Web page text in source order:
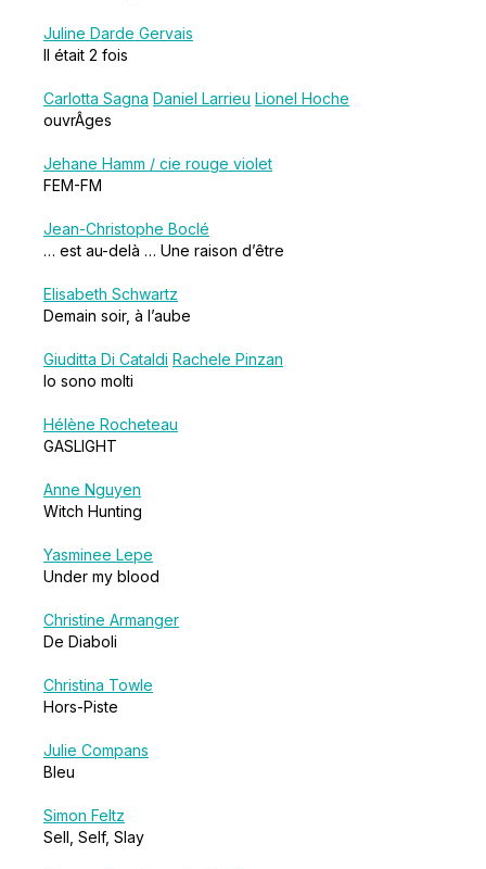
Juline Darde Gervais
Il était 2 fois
Carlotta Sagna Daniel Larrieu Lionel Hoche
ouvrÂges
Jehane Hamm / cie rouge violet
FEM-FM
Jean-Christophe Boclé
… est au-delà … Une raison d’être
Elisabeth Schwartz
Demain soir, à l’aube
Giuditta Di Cataldi Rachele Pinzan
Io sono molti
Hélène Rocheteau
GASLIGHT
Anne Nguyen
Witch Hunting
Yasminee Lepe
Under my blood
Christine Armanger
De Diaboli
Christina Towle
Hors-Piste
Julie Compans
Bleu
Simon Feltz
Sell, Self, Slay